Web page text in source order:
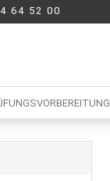
64 52 00